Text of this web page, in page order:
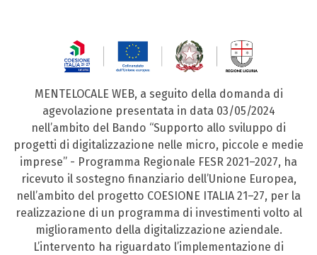
MENTELOCALE WEB, a seguito della domanda di
agevolazione presentata in data 03/05/2024
nell’ambito del Bando “Supporto allo sviluppo di
progetti di digitalizzazione nelle micro, piccole e medie
imprese” - Programma Regionale FESR 2021–2027, ha
ricevuto il sostegno finanziario dell’Unione Europea,
nell’ambito del progetto COESIONE ITALIA 21–27, per la
realizzazione di un programma di investimenti volto al
miglioramento della digitalizzazione aziendale.
L’intervento ha riguardato l’implementazione di